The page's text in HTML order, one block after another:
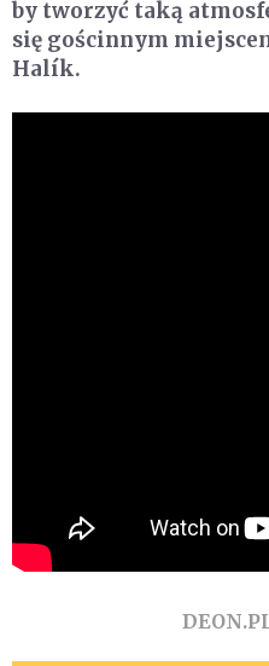
by tworzyć taką
się gościnnym
Halík.